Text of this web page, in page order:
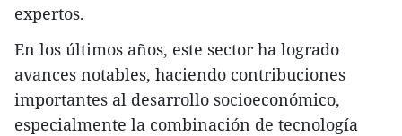
expertos.
En los últimos años, este sector ha logrado
avances notables, haciendo contribuciones
importantes al desarrollo socioeconómico,
especialmente la combinación de tecnología